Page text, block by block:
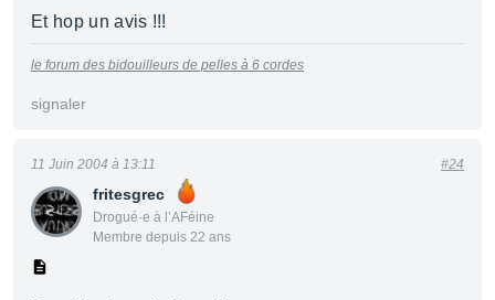
Et hop un avis !!!
le forum des bidouilleurs de pelles à 6 cordes
signaler
fritesgrec
Drogué·e à l’AFéine
Membre depuis 22 ans
11 Juin 2004 à 13:11 #24